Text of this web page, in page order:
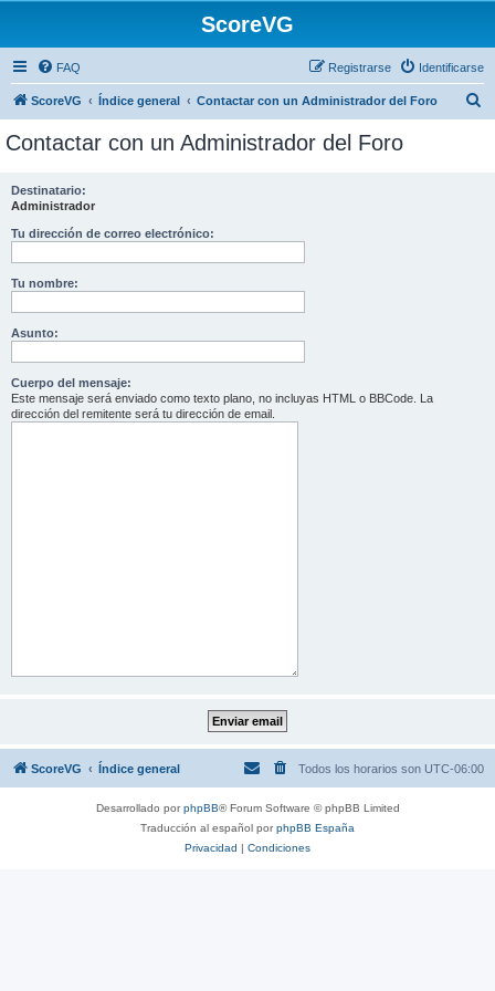
ScoreVG
FAQ Identificarse
Registrarse
ScoreVG Índice general Contactar con un Administrador del Foro
Contactar con un Administrador del Foro
Destinatario:
Administrador
Tu dirección de correo electrónico:
Tu nombre:
Asunto:
Cuerpo del mensaje:
Este mensaje será enviado como texto plano, no incluyas HTML o BBCode. La
dirección del remitente será tu dirección de email.
ScoreVG Índice general Todos los horarios son UTC-06:00
Desarrollado porphpBB® Forum Software © phpBB Limited
Traducción al español porphpBB España
Privacidad | Condiciones